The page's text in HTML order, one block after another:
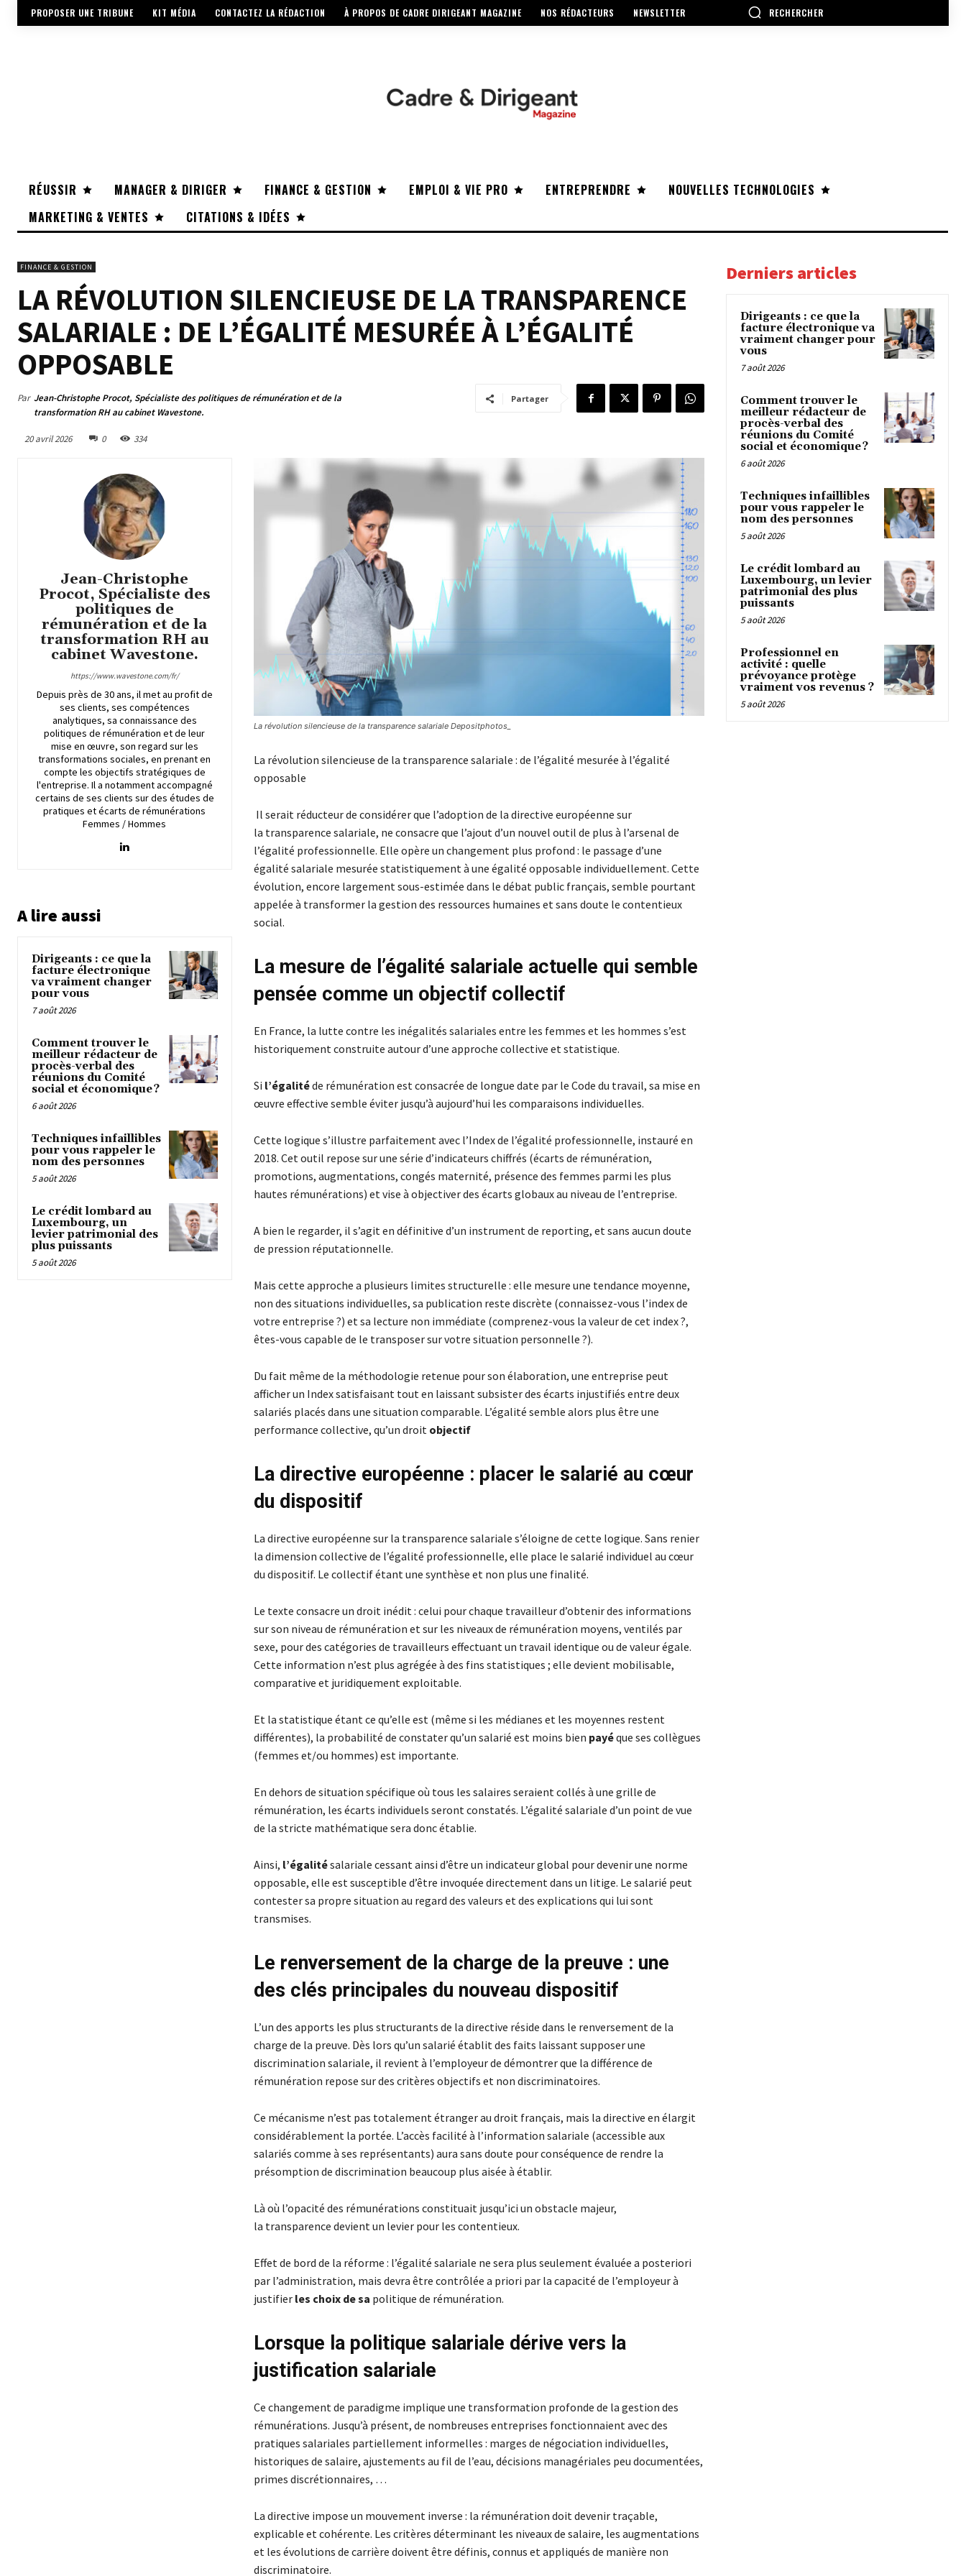
PROPOSER UNE TRIBUNE KIT MÉDIA CONTACTEZ LA RÉDACTION À PROPOS DE CADRE DIRIGEANT MAGAZINE NOS RÉDACTEURS NEWSLETTER RECHERCHER
RÉUSSIR MANAGER & DIRIGER FINANCE & GESTION EMPLOI & VIE PRO ENTREPRENDRE
NOUVELLES TECHNOLOGIES
MARKETING & VENTES
CITATIONS & IDÉES
FINANCE & GESTION
LA RÉVOLUTION SILENCIEUSE DE LA TRANSPARENCE
SALARIALE : DE L’ÉGALITÉ MESURÉE À L’ÉGALITÉ
OPPOSABLE
Par Jean-Christophe Procot, Spécialiste des politiques de rémunération et de la
transformation RH au cabinet Wavestone.
20 avril 2026 0 334
Partager
Jean-Christophe
Procot, Spécialiste des
politiques de
rémunération et de la
transformation RH au
cabinet Wavestone.
https://www.wavestone.com/fr/
Depuis près de 30 ans, il met au profit de
ses clients, ses compétences
analytiques, sa connaissance des
politiques de rémunération et de leur
mise en œuvre, son regard sur les
transformations sociales, en prenant en
compte les objectifs stratégiques de
l'entreprise. Il a notamment accompagné
certains de ses clients sur des études de
pratiques et écarts de rémunérations
Femmes / Hommes
A lire aussi
Dirigeants : ce que la
facture électronique
va vraiment changer
pour vous
7 août 2026
Comment trouver le
meilleur rédacteur de
procès-verbal des
réunions du Comité
social et économique ?
6 août 2026
Techniques infaillibles
pour vous rappeler le
nom des personnes
5 août 2026
Le crédit lombard au
Luxembourg, un
levier patrimonial des
plus puissants
5 août 2026
La révolution silencieuse de la transparence salariale Depositphotos_
La révolution silencieuse de la transparence salariale : de l’égalité mesurée à l’égalité
opposable
Il serait réducteur de considérer que l’adoption de la directive européenne sur
la transparence salariale, ne consacre que l’ajout d’un nouvel outil de plus à l’arsenal de
l’égalité professionnelle. Elle opère un changement plus profond : le passage d’une
égalité salariale mesurée statistiquement à une égalité opposable individuellement. Cette
évolution, encore largement sous-estimée dans le débat public français, semble pourtant
appelée à transformer la gestion des ressources humaines et sans doute le contentieux
social.
La mesure de l’égalité salariale actuelle qui semble
pensée comme un objectif collectif
En France, la lutte contre les inégalités salariales entre les femmes et les hommes s’est
historiquement construite autour d’une approche collective et statistique.
Si l’égalitéde rémunération est consacrée de longue date par le Code du travail, sa mise en
œuvre effective semble éviter jusqu’à aujourd’hui les comparaisons individuelles.
Cette logique s’illustre parfaitement avec l’Index de l’égalité professionnelle, instauré en
2018. Cet outil repose sur une série d’indicateurs chiffrés (écarts de rémunération,
promotions, augmentations, congés maternité, présence des femmes parmi les plus
hautes rémunérations) et vise à objectiver des écarts globaux au niveau de l’entreprise.
A bien le regarder, il s’agit en définitive d’un instrument de reporting, et sans aucun doute
de pression réputationnelle.
Mais cette approche a plusieurs limites structurelle : elle mesure une tendance moyenne,
non des situations individuelles, sa publication reste discrète (connaissez-vous l’index de
votre entreprise ?) et sa lecture non immédiate (comprenez-vous la valeur de cet index ?,
êtes-vous capable de le transposer sur votre situation personnelle ?).
Du fait même de la méthodologie retenue pour son élaboration, une entreprise peut
afficher un Index satisfaisant tout en laissant subsister des écarts injustifiés entre deux
salariés placés dans une situation comparable. L’égalité semble alors plus être une
performance collective, qu’un droit objectif
La directive européenne : placer le salarié au cœur
du dispositif
La directive européenne sur la transparence salariale s’éloigne de cette logique. Sans renier
la dimension collective de l’égalité professionnelle, elle place le salarié individuel au cœur
du dispositif. Le collectif étant une synthèse et non plus une finalité.
Le texte consacre un droit inédit : celui pour chaque travailleur d’obtenir des informations
sur son niveau de rémunération et sur les niveaux de rémunération moyens, ventilés par
sexe, pour des catégories de travailleurs effectuant un travail identique ou de valeur égale.
Cette information n’est plus agrégée à des fins statistiques ; elle devient mobilisable,
comparative et juridiquement exploitable.
Et la statistique étant ce qu’elle est (même si les médianes et les moyennes restent
différentes), la probabilité de constater qu’un salarié est moins bien payéque ses collègues
(femmes et/ou hommes) est importante.
En dehors de situation spécifique où tous les salaires seraient collés à une grille de
rémunération, les écarts individuels seront constatés. L’égalité salariale d’un point de vue
de la stricte mathématique sera donc établie.
Ainsi, l’égalitésalariale cessant ainsi d’être un indicateur global pour devenir une norme
opposable, elle est susceptible d’être invoquée directement dans un litige. Le salarié peut
contester sa propre situation au regard des valeurs et des explications qui lui sont
transmises.
Le renversement de la charge de la preuve : une
des clés principales du nouveau dispositif
L’un des apports les plus structurants de la directive réside dans le renversement de la
charge de la preuve. Dès lors qu’un salarié établit des faits laissant supposer une
discrimination salariale, il revient à l’employeur de démontrer que la différence de
rémunération repose sur des critères objectifs et non discriminatoires.
Ce mécanisme n’est pas totalement étranger au droit français, mais la directive en élargit
considérablement la portée. L’accès facilité à l’information salariale (accessible aux
salariés comme à ses représentants) aura sans doute pour conséquence de rendre la
présomption de discrimination beaucoup plus aisée à établir.
Là où l’opacité des rémunérations constituait jusqu’ici un obstacle majeur,
la transparence devient un levier pour les contentieux.
Effet de bord de la réforme : l’égalité salariale ne sera plus seulement évaluée a posteriori
par l’administration, mais devra être contrôlée a priori par la capacité de l’employeur à
justifier les choix de sa politique de rémunération.
Lorsque la politique salariale dérive vers la
justification salariale
Ce changement de paradigme implique une transformation profonde de la gestion des
rémunérations. Jusqu’à présent, de nombreuses entreprises fonctionnaient avec des
pratiques salariales partiellement informelles : marges de négociation individuelles,
historiques de salaire, ajustements au fil de l’eau, décisions managériales peu documentées,
primes discrétionnaires, …
La directive impose un mouvement inverse : la rémunération doit devenir traçable,
explicable et cohérente. Les critères déterminant les niveaux de salaire, les augmentations
et les évolutions de carrière doivent être définis, connus et appliqués de manière non
discriminatoire.
Derniers articles
Dirigeants : ce que la
facture électronique va
vraiment changer pour
vous
7 août 2026
Comment trouver le
meilleur rédacteur de
procès-verbal des
réunions du Comité
social et économique ?
6 août 2026
Techniques infaillibles
pour vous rappeler le
nom des personnes
5 août 2026
Le crédit lombard au
Luxembourg, un levier
patrimonial des plus
puissants
5 août 2026
Professionnel en
activité : quelle
prévoyance protège
vraiment vos revenus ?
5 août 2026